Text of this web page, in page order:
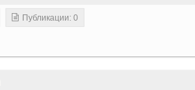
Публикации: 0